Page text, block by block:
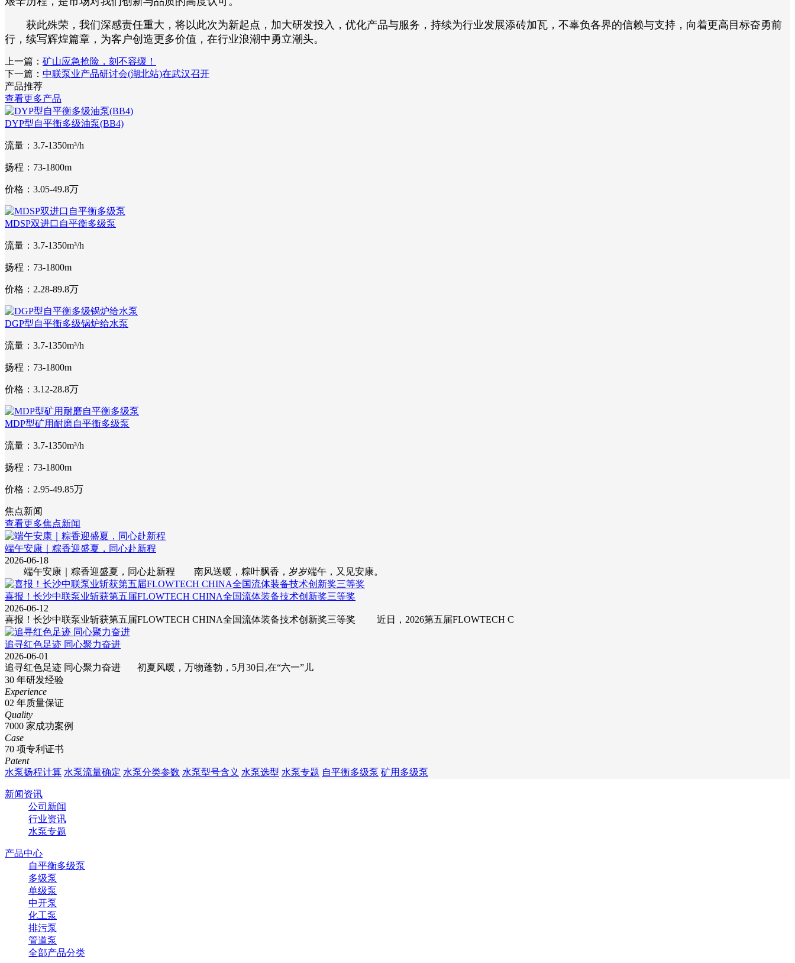
获此殊荣，我们深感责任重大，将以此次为新起点，加大研发投入，优化产品与服务，持续为行业发展添砖加瓦，不辜负各界的信赖与支持，向着更高目标奋勇前
行，续写辉煌篇章，为客户创造更多价值，在行业浪潮中勇立潮头。
上一篇： 矿山应急抢险，刻不容缓！
下一篇： 中联泵业产品研讨会(湖北站)在武汉召开
产品推荐
查看更多产品
DYP型自平衡多级油泵(BB4)
流量：3.7-1350m³/h
扬程：73-1800m
价格：3.05-49.8万
MDSP双进口自平衡多级泵
流量：3.7-1350m³/h
扬程：73-1800m
价格：2.28-89.8万
DGP型自平衡多级锅炉给水泵
流量：3.7-1350m³/h
扬程：73-1800m
价格：3.12-28.8万
MDP型矿用耐磨自平衡多级泵
流量：3.7-1350m³/h
扬程：73-1800m
价格：2.95-49.85万
焦点新闻
查看更多焦点新闻
端午安康｜粽香迎盛夏，同心赴新程
2026-06-18
端午安康｜粽香迎盛夏，同心赴新程 南风送暖，粽叶飘香，岁岁端午，又见安康。
喜报！长沙中联泵业斩获第五届FLOWTECH CHINA全国流体装备技术创新奖三等奖
2026-06-12
喜报！长沙中联泵业斩获第五届FLOWTECH CHINA全国流体装备技术创新奖三等奖 近日，2026第五届FLOWTECH C
追寻红色足迹 同心聚力奋进
2026-06-01
追寻红色足迹 同心聚力奋进 初夏风暖，万物蓬勃，5月30日,在“六一”儿
30 年研发经验
Experience
02 年质量保证
Quality
7000 家成功案例
Case
70 项专利证书
Patent
水泵扬程计算 水泵流量确定 水泵分类参数 水泵型号含义 水泵选型 水泵专题 自平衡多级泵 矿用多级泵
新闻资讯
公司新闻
行业资讯
水泵专题
产品中心
自平衡多级泵
多级泵
单级泵
中开泵
化工泵
排污泵
管道泵
全部产品分类